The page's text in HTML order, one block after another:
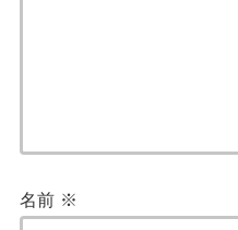
名前 ※